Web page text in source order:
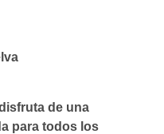
de una
para todos los